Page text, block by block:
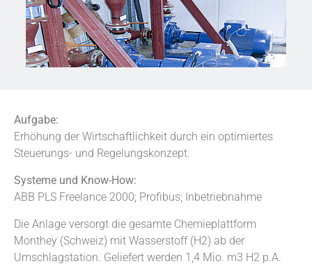
Aufgabe:
Erhöhung der Wirtschaftlichkeit durch ein optimiertes
Steuerungs- und Regelungskonzept.
Systeme und Know-How:
ABB PLS Freelance 2000; Profibus; Inbetriebnahme
Die Anlage versorgt die gesamte Chemieplattform
Monthey (Schweiz) mit Wasserstoff (H2) ab der
Umschlagstation. Geliefert werden 1,4 Mio. m3 H2 p.A.